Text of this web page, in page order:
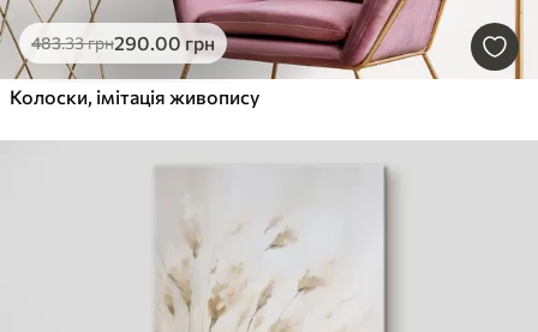
483.33грн290.00 грн
Колоски, імітація живопису